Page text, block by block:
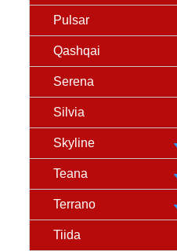
Pulsar
Qashqai
Serena
Silvia
Skyline
Teana
Terrano
Tiida